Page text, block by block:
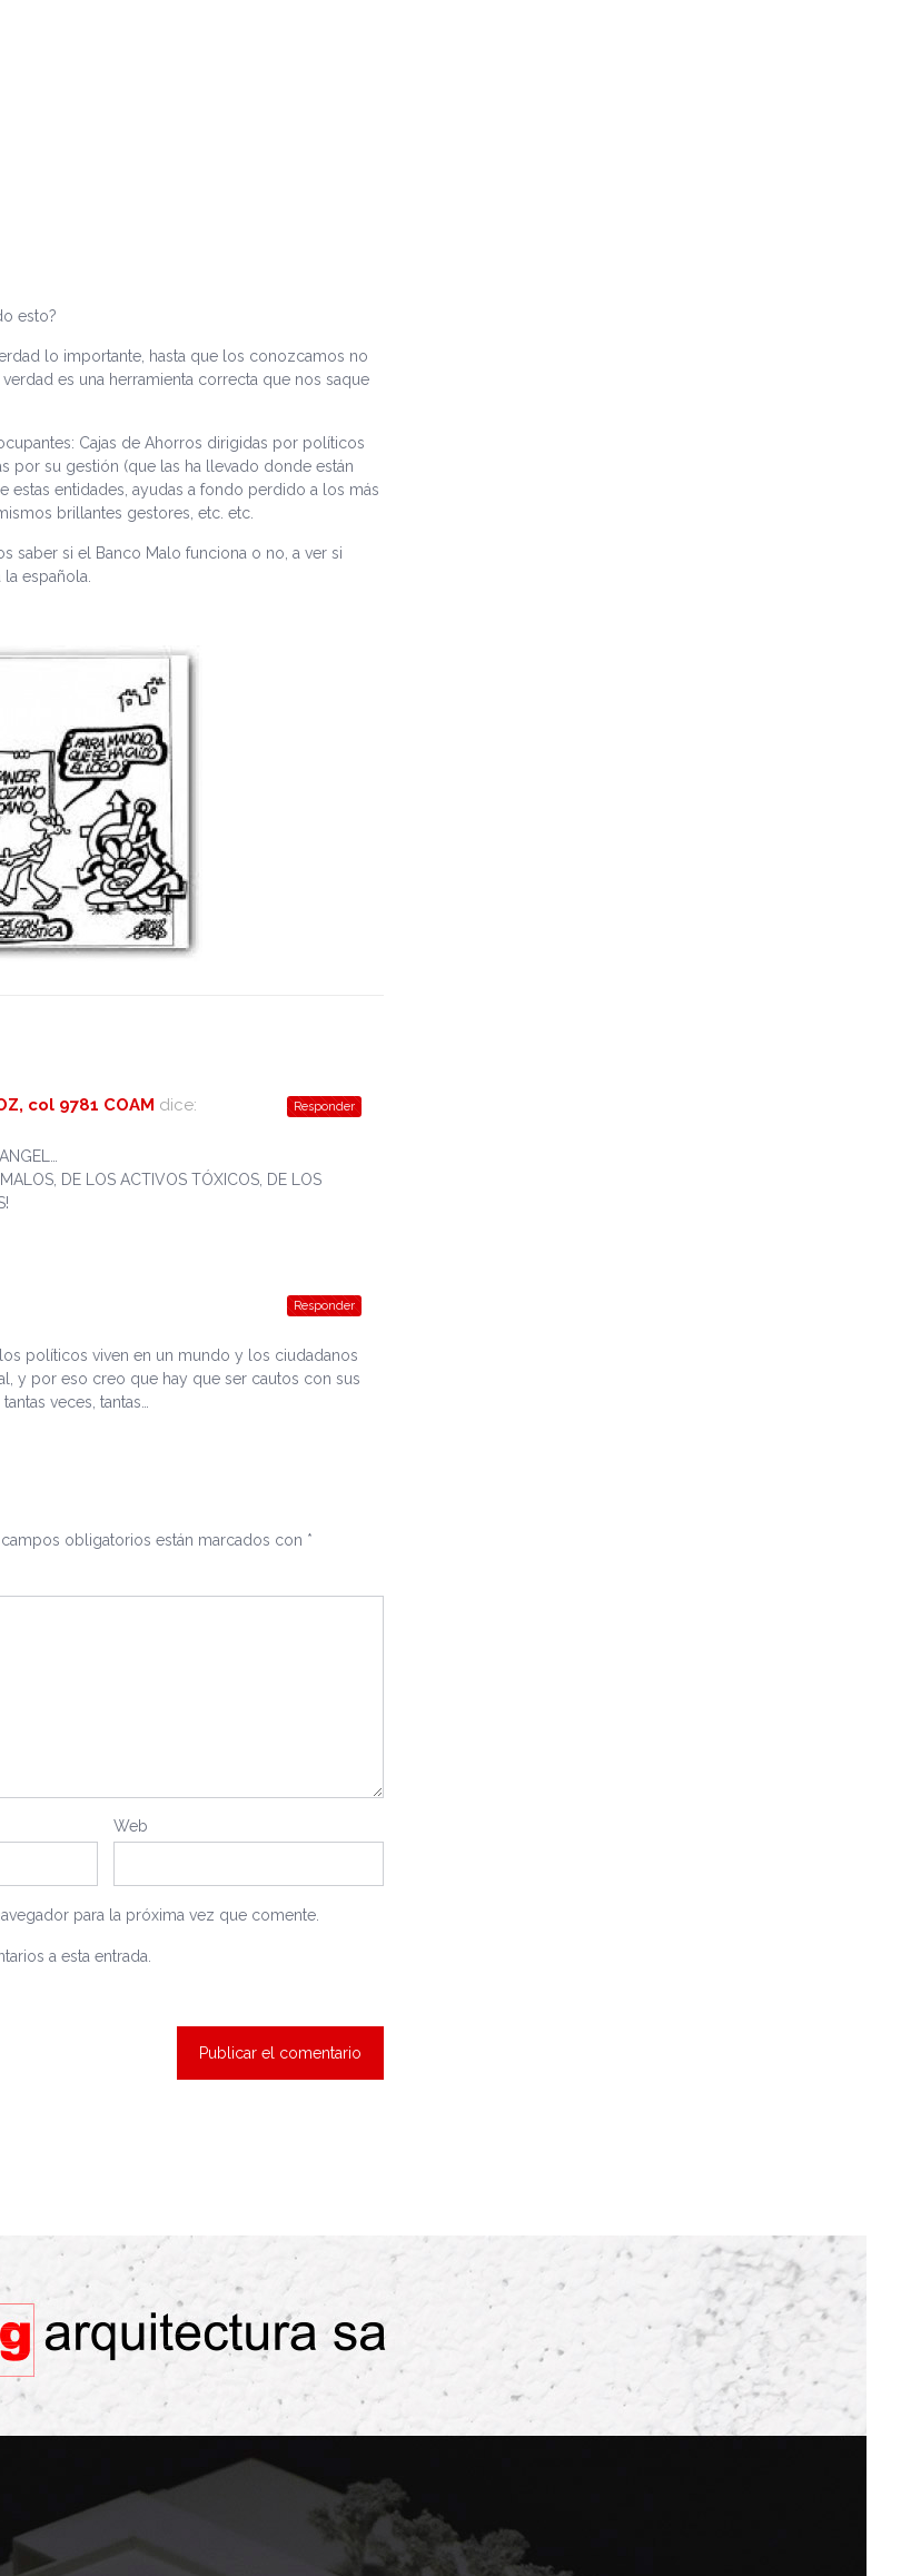
esto?
lo importante, hasta que los conozcamos no
es una herramienta correcta que nos saque
Cajas de Ahorros dirigidas por políticos
por su gestión (que las ha llevado donde están
entidades, ayudas a fondo perdido a los más
brillantes gestores, etc. etc.
saber si el Banco Malo funciona o no, a ver si
española.
col 9781 COAM dice:
DE LOS ACTIVOS TÓXICOS, DE LOS
Responder
políticos viven en un mundo y los ciudadanos
y por eso creo que hay que ser cautos con sus
veces, tantas…
Responder
campos obligatorios están marcados con *
Web
para la próxima vez que comente.
a esta entrada.